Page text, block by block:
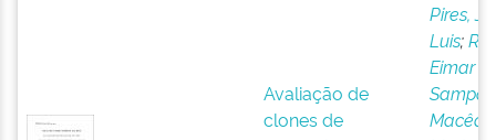
Avaliação de
clones de
Pires,
Luis;
Eimar
Macêdo,